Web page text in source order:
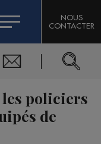
SKIABLES
BLANC
NOUS
CONTACTER
policiers
de